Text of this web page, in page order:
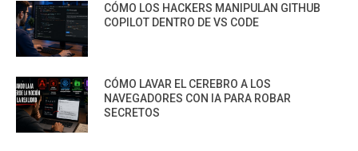
CÓMO LOS HACKERS MANIPULAN GITHUB
COPILOT DENTRO DE VS CODE
CÓMO LAVAR EL CEREBRO A LOS
NAVEGADORES CON IA PARA ROBAR
SECRETOS